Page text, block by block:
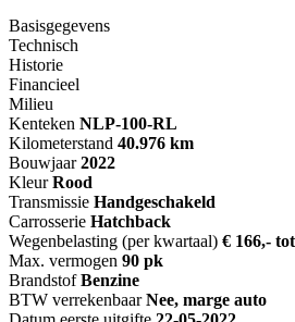
Basisgegevens
Technisch
Historie
Financieel
Milieu
Kenteken NLP-100-RL
Kilometerstand 40.976 km
Bouwjaar 2022
Kleur Rood
Transmissie Handgeschakeld
Carrosserie Hatchback
Wegenbelasting (per kwartaal) € 166,-
Max. vermogen 90 pk
Brandstof Benzine
BTW verrekenbaar Nee, marge auto